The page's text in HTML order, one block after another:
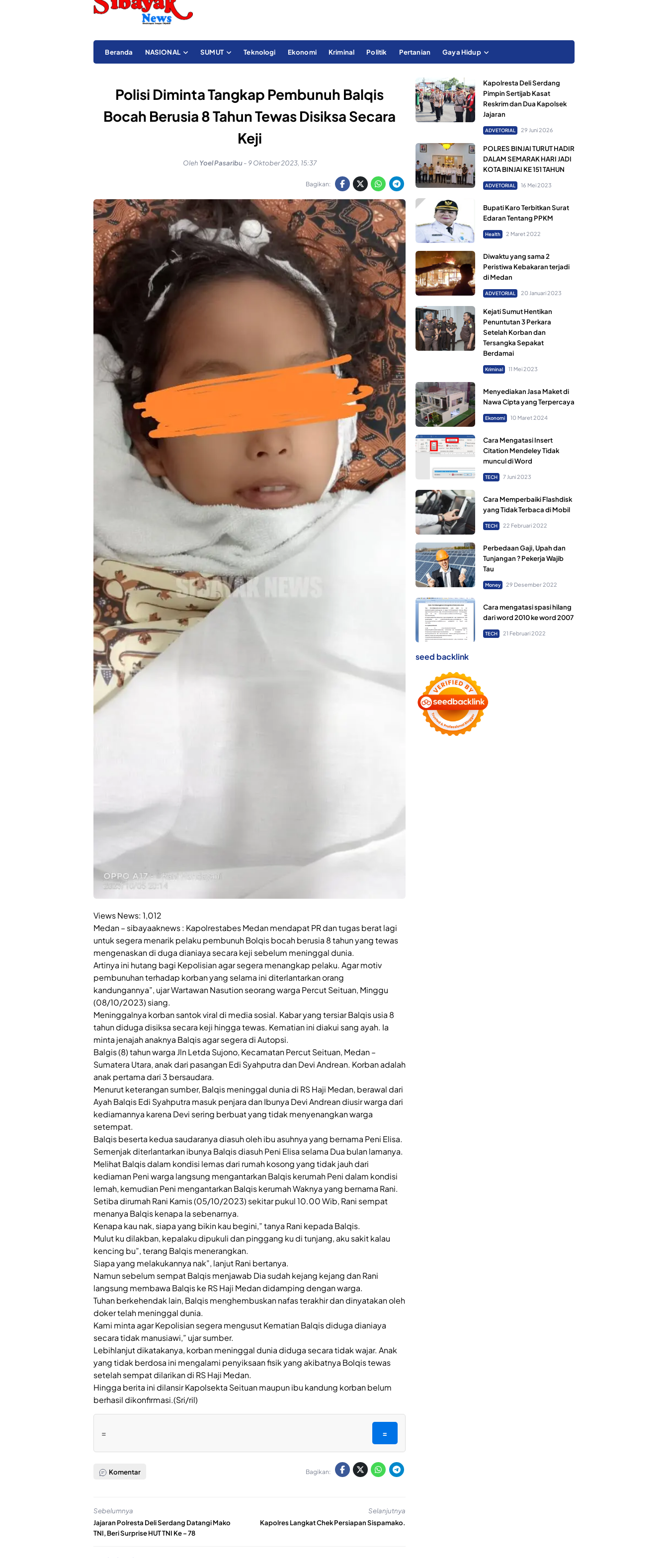
Beranda NASIONAL SUMUT Teknologi Ekonomi Kriminal Politik Pertanian Gaya Hidup
Polisi Diminta Tangkap Pembunuh Balqis
Bocah Berusia 8 Tahun Tewas Disiksa Secara
Keji
Oleh Yoel Pasaribu - 9 Oktober 2023, 15:37
Bagikan:
Views News: 1,012
Medan – sibayaaknews : Kapolrestabes Medan mendapat PR dan tugas berat lagi
untuk segera menarik pelaku pembunuh Bolqis bocah berusia 8 tahun yang tewas
mengenaskan di duga dianiaya secara keji sebelum meninggal dunia.
Artinya ini hutang bagi Kepolisian agar segera menangkap pelaku. Agar motiv
pembunuhan terhadap korban yang selama ini diterlantarkan orang
kandungannya”, ujar Wartawan Nasution seorang warga Percut Seituan, Minggu
(08/10/2023) siang.
Meninggalnya korban santok viral di media sosial. Kabar yang tersiar Balqis usia 8
tahun diduga disiksa secara keji hingga tewas. Kematian ini diakui sang ayah. Ia
minta jenajah anaknya Balqis agar segera di Autopsi.
Balgis (8) tahun warga Jln Letda Sujono, Kecamatan Percut Seituan, Medan –
Sumatera Utara, anak dari pasangan Edi Syahputra dan Devi Andrean. Korban adalah
anak pertama dari 3 bersaudara.
Menurut keterangan sumber, Balqis meninggal dunia di RS Haji Medan, berawal dari
Ayah Balqis Edi Syahputra masuk penjara dan Ibunya Devi Andrean diusir warga dari
kediamannya karena Devi sering berbuat yang tidak menyenangkan warga
setempat.
Balqis beserta kedua saudaranya diasuh oleh ibu asuhnya yang bernama Peni Elisa.
Semenjak diterlantarkan ibunya Balqis diasuh Peni Elisa selama Dua bulan lamanya.
Melihat Balqis dalam kondisi lemas dari rumah kosong yang tidak jauh dari
kediaman Peni warga langsung mengantarkan Balqis kerumah Peni dalam kondisi
lemah, kemudian Peni mengantarkan Balqis kerumah Waknya yang bernama Rani.
Setiba dirumah Rani Kamis (05/10/2023) sekitar pukul 10.00 Wib, Rani sempat
menanya Balqis kenapa Ia sebenarnya.
Kenapa kau nak, siapa yang bikin kau begini,” tanya Rani kepada Balqis.
Mulut ku dilakban, kepalaku dipukuli dan pinggang ku di tunjang, aku sakit kalau
kencing bu”, terang Balqis menerangkan.
Siapa yang melakukannya nak”, lanjut Rani bertanya.
Namun sebelum sempat Balqis menjawab Dia sudah kejang kejang dan Rani
langsung membawa Balqis ke RS Haji Medan didamping dengan warga.
Tuhan berkehendak lain, Balqis menghembuskan nafas terakhir dan dinyatakan oleh
doker telah meninggal dunia.
Kami minta agar Kepolisian segera mengusut Kematian Balqis diduga dianiaya
secara tidak manusiawi,” ujar sumber.
Lebihlanjut dikatakanya, korban meninggal dunia diduga secara tidak wajar. Anak
yang tidak berdosa ini mengalami penyiksaan fisik yang akibatnya Bolqis tewas
setelah sempat dilarikan di RS Haji Medan.
Hingga berita ini dilansir Kapolsekta Seituan maupun ibu kandung korban belum
berhasil dikonfirmasi.(Sri/ril)
= =
Komentar Bagikan:
Sebelumnya
Jajaran Polresta Deli Serdang Datangi Mako
TNI, Beri Surprise HUT TNI Ke – 78
Selanjutnya
Kapolres Langkat Chek Persiapan Sispamako.
Kapolresta Deli Serdang
Pimpin Sertijab Kasat
Reskrim dan Dua Kapolsek
Jajaran
ADVETORIAL 29 Juni 2026
POLRES BINJAI TURUT HADIR
DALAM SEMARAK HARI JADI
KOTA BINJAI KE 151 TAHUN
ADVETORIAL 16 Mei 2023
Bupati Karo Terbitkan Surat
Edaran Tentang PPKM
Health 2 Maret 2022
Diwaktu yang sama 2
Peristiwa Kebakaran terjadi
di Medan
ADVETORIAL 20 Januari 2023
Kejati Sumut Hentikan
Penuntutan 3 Perkara
Setelah Korban dan
Tersangka Sepakat
Berdamai
Kriminal 11 Mei 2023
Menyediakan Jasa Maket di
Nawa Cipta yang Terpercaya
Ekonomi 10 Maret 2024
Cara Mengatasi Insert
Citation Mendeley Tidak
muncul di Word
TECH 7 Juni 2023
Cara Memperbaiki Flashdisk
yang Tidak Terbaca di Mobil
TECH 22 Februari 2022
Perbedaan Gaji, Upah dan
Tunjangan ? Pekerja Wajib
Tau
Money 29 Desember 2022
Cara mengatasi spasi hilang
dari word 2010 ke word 2007
TECH 21 Februari 2022
seed backlink